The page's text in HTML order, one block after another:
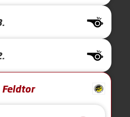
Feldtor